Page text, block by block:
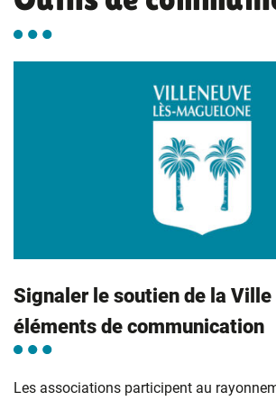
Signaler le soutien de la Ville
éléments de communication
Les associations participent au